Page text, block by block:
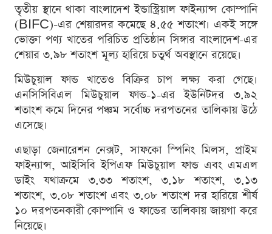
তৃতীয় স্থানে থাকা বাংলাদেশ ইন্ডাস্ট্রিয়াল ফাইন্যান্স কোম্পানি
(BIFC)-এর শেয়ারদর কমেছে ৪.৫৫ শতাংশ। একই সঙ্গে
ভোক্তা পণ্য খাতের পরিচিত প্রতিষ্ঠান সিঙ্গার বাংলাদেশ-এর
শেয়ার ৩.৯৮ শতাংশ মূল্য হারিয়ে চতুর্থ অবস্থানে রয়েছে।
মিউচুয়াল ফান্ড খাতেও বিক্রির চাপ লক্ষ্য করা গেছে।
এনসিসিবিএল মিউচুয়াল ফান্ড-১-এর ইউনিটদর ৩.৯২
শতাংশ কমে দিনের পঞ্চম সর্বোচ্চ দরপতনের তালিকায় উঠে
এসেছে।
এছাড়া জেনারেশন নেক্সট, সাফকো স্পিনিং মিলস, প্রাইম
ফাইন্যান্স, আইসিবি ইপিএফ মিউচুয়াল ফান্ড এবং এমএল
ডাইং যথাক্রমে ৩.৩৩ শতাংশ, ৩.১৮ শতাংশ, ৩.১৩
শতাংশ, ৩.০৮ শতাংশ এবং ৩.০৮ শতাংশ দর হারিয়ে শীর্ষ
১০ দরপতনকারী কোম্পানি ও ফান্ডের তালিকায় জায়গা করে
নিয়েছে।